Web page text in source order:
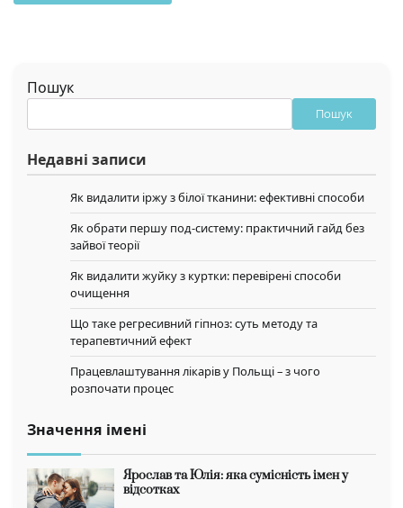
Пошук
Пошук
Недавні записи
Як видалити іржу з білої тканини: ефективні способи
Як обрати першу под-систему: практичний гайд без
зайвої теорії
Як видалити жуйку з куртки: перевірені способи
очищення
Що таке регресивний гіпноз: суть методу та
терапевтичний ефект
Працевлаштування лікарів у Польщі – з чого
розпочати процес
Значення імені
Ярослав та Юлія: яка сумісність імен у
відсотках